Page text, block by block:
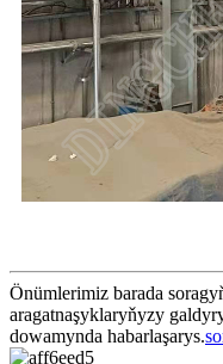
Önümlerimiz barada
aragatnaşyklaryňyzy
dowamynda habarlaşarys.